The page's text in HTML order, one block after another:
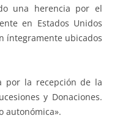
una herencia por el
en Estados Unidos
íntegramente ubicados
por la recepción de la
y Donaciones.
autonómica».